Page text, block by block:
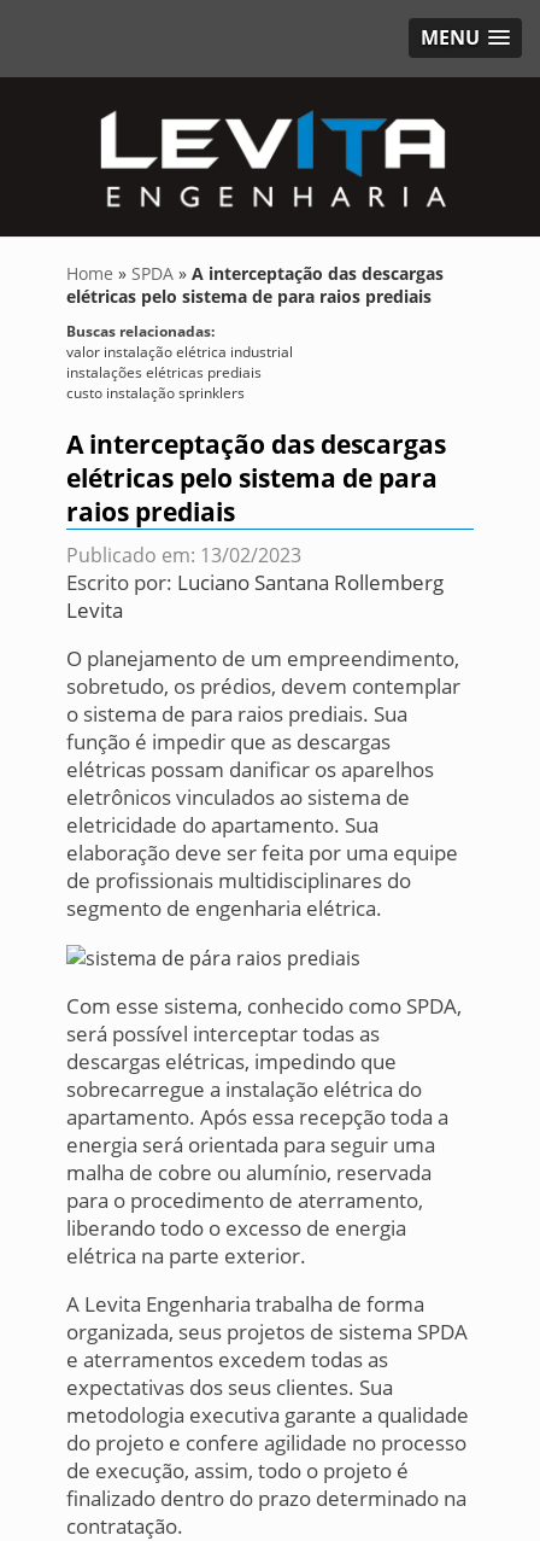
MENU
Home » SPDA » A interceptação das descargas
elétricas pelo sistema de para raios prediais
Buscas relacionadas:
valor instalação elétrica industrial
instalações elétricas prediais
custo instalação sprinklers
A interceptação das descargas
elétricas pelo sistema de para
raios prediais
Publicado em: 13/02/2023
Escrito por: Luciano Santana Rollemberg
Levita
O planejamento de um empreendimento,
sobretudo, os prédios, devem contemplar
o sistema de para raios prediais. Sua
função é impedir que as descargas
elétricas possam danificar os aparelhos
eletrônicos vinculados ao sistema de
eletricidade do apartamento. Sua
elaboração deve ser feita por uma equipe
de profissionais multidisciplinares do
segmento de engenharia elétrica.
Com esse sistema, conhecido como SPDA,
será possível interceptar todas as
descargas elétricas, impedindo que
sobrecarregue a instalação elétrica do
apartamento. Após essa recepção toda a
energia será orientada para seguir uma
malha de cobre ou alumínio, reservada
para o procedimento de aterramento,
liberando todo o excesso de energia
elétrica na parte exterior.
A Levita Engenharia trabalha de forma
organizada, seus projetos de sistema SPDA
e aterramentos excedem todas as
expectativas dos seus clientes. Sua
metodologia executiva garante a qualidade
do projeto e confere agilidade no processo
de execução, assim, todo o projeto é
finalizado dentro do prazo determinado na
contratação.